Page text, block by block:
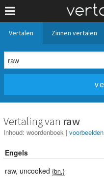
Vertalen Zinnen vertalen
Vertaling van raw
Inhoud: woordenboek | voorbeelden
Engels
raw, uncooked {bn.}